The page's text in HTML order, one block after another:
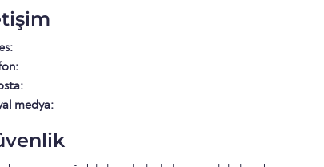
medya: